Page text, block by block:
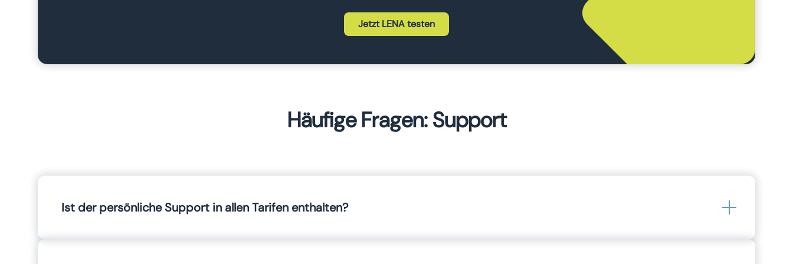
Jetzt LENA testen
Häufige Fragen: Support
Ist der persönliche Support in allen Tarifen enthalten?